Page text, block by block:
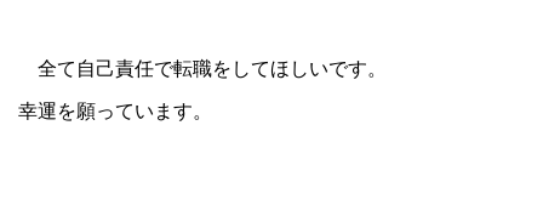
全て自己責任で転職をしてほしいです。
幸運を願っています。